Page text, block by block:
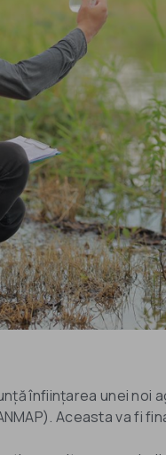
înființarea unei noi
Aceasta va fi